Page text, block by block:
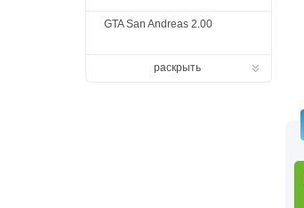
GTA San Andreas 2.00
раскрыть